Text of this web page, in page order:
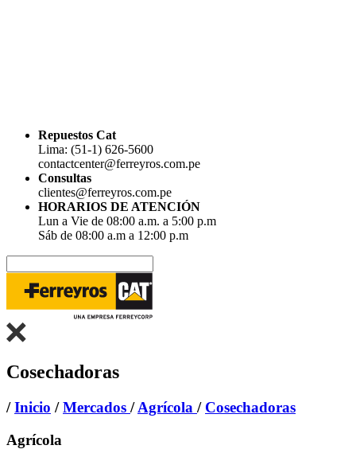
Repuestos Cat
Lima: (51-1) 626-5600
contactcenter@ferreyros.com.pe
Consultas
clientes@ferreyros.com.pe
HORARIOS DE ATENCIÓN
Lun a Vie de 08:00 a.m. a 5:00 p.m
Sáb de 08:00 a.m a 12:00 p.m
Cosechadoras
/Inicio /Mercados /Agrícola / Cosechadoras
Agrícola